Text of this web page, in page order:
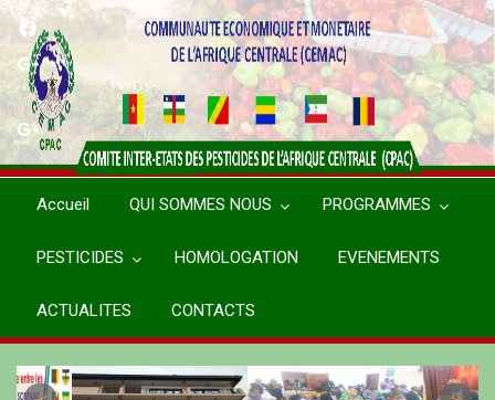
Aller
contenu
principal
Accueil QUI SOMMES NOUS PROGRAMMES
PESTICIDES HOMOLOGATION EVENEMENTS
ACTUALITES CONTACTS